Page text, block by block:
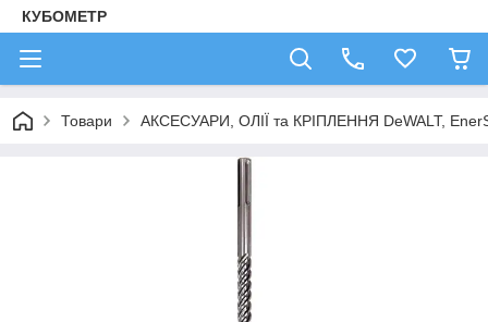
КУБОМЕТР
Товари АКСЕСУАРИ, ОЛІЇ та КРІПЛЕННЯ DeWALT,